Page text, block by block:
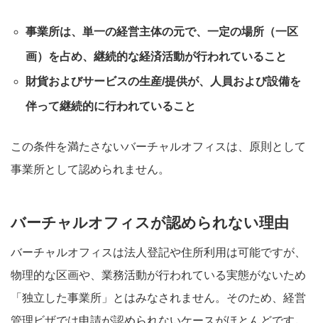
事業所は、単一の経営主体の元で、一定の場所（一区
画）を占め、継続的な経済活動が行われていること
財貨およびサービスの生産/提供が、人員および設備を
伴って継続的に行われていること
この条件を満たさないバーチャルオフィスは、原則として
事業所として認められません。
バーチャルオフィスが認められない理由
バーチャルオフィスは法人登記や住所利用は可能ですが、
物理的な区画や、業務活動が行われている実態がないため
「独立した事業所」とはみなされません。そのため、経営
管理ビザでは申請が認められないケースがほとんどです。